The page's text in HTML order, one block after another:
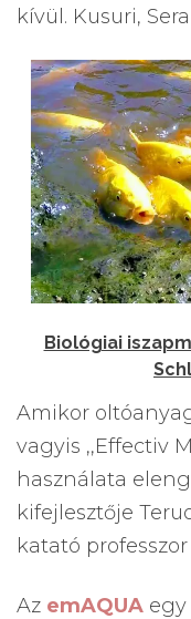
kívül. Kusuri,
Biológiai
Amikor
vagyis ,,Effectiv
használata
kifejlesztője
katató
Az emAQUA